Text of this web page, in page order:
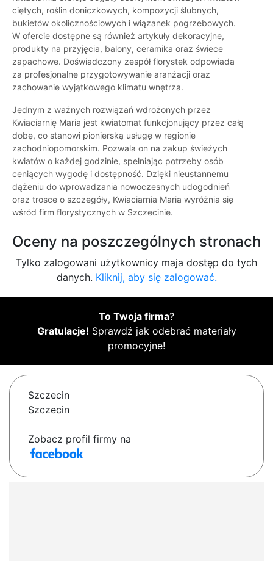
ciętych, roślin doniczkowych, kompozycji ślubnych,
bukietów okolicznościowych i wiązanek pogrzebowych.
W ofercie dostępne są również artykuły dekoracyjne,
produkty na przyjęcia, balony, ceramika oraz świece
zapachowe. Doświadczony zespół florystek odpowiada
za profesjonalne przygotowywanie aranżacji oraz
zachowanie wyjątkowego klimatu wnętrza.
Jednym z ważnych rozwiązań wdrożonych przez
Kwiaciarnię Maria jest kwiatomat funkcjonujący przez całą
dobę, co stanowi pionierską usługę w regionie
zachodniopomorskim. Pozwala on na zakup świeżych
kwiatów o każdej godzinie, spełniając potrzeby osób
ceniących wygodę i dostępność. Dzięki nieustannemu
dążeniu do wprowadzania nowoczesnych udogodnień
oraz trosce o szczegóły, Kwiaciarnia Maria wyróżnia się
wśród firm florystycznych w Szczecinie.
Oceny na poszczególnych stronach
Tylko zalogowani użytkownicy maja dostęp do tych
danych. Kliknij, aby się zalogować.
To Twoja firma?
Gratulacje! Sprawdź jak odebrać materiały
promocyjne!
Szczecin
Szczecin
Zobacz profil firmy na